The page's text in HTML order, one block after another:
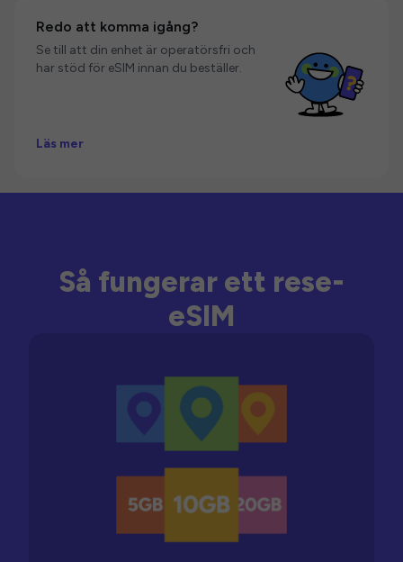
Redo att komma igång?
Se till att din enhet är operatörsfri och
har stöd för eSIM innan du beställer.
Läs mer
Så fungerar ett rese-
eSIM